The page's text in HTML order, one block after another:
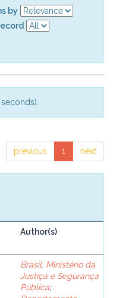
by
previous 1 next
Author(s)
Brasil. Ministério da
Justiça e Segurança
Pública;